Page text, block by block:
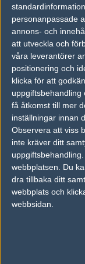
personanpassade
annons- och
att utveckla och
våra leverantörer
positionering och
klicka för att
uppgiftsbehandling
få åtkomst till mer
inställningar innan
Observera att viss
inte kräver ditt
webbplatsen. Du
dra tillbaka ditt
webbplats och
webbsidan.
FOTOGRAF
Vanlig
Follow
0 kommentarer
Ingen har skrivit
Skriv en